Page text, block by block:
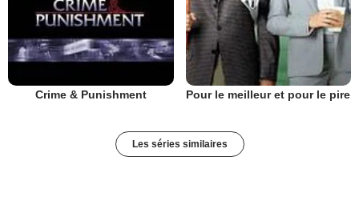
Crime & Punishment Pour le meilleur et pour le pire
Les séries similaires